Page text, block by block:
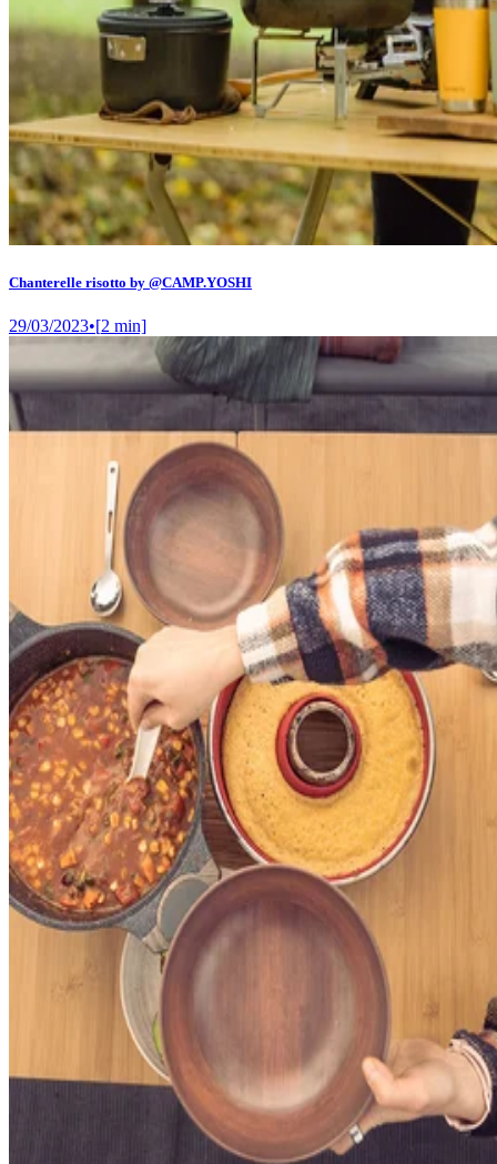
Chanterelle risotto by @CAMP.YOSHI
29/03/2023•[2 min]